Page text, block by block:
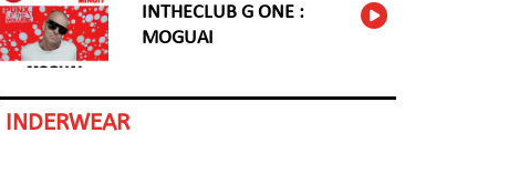
INTHECLUB G ONE :
MOGUAI
INDERWEAR